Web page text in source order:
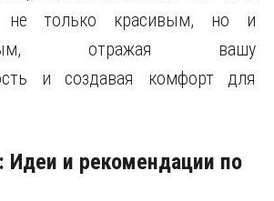
не только красивым, но и
отражая вашу
и создавая комфорт для
Идеи и рекомендации по